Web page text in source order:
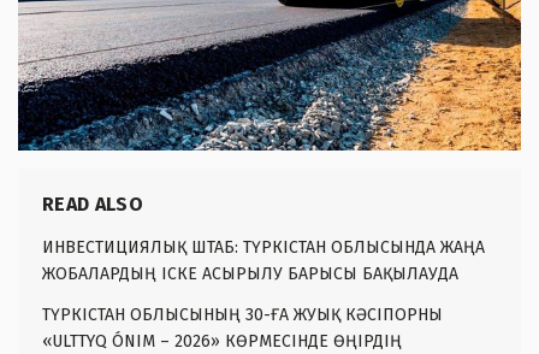
READ ALSO
ИНВЕСТИЦИЯЛЫҚ ШТАБ: ТҮРКІСТАН ОБЛЫСЫНДА ЖАҢА
ЖОБАЛАРДЫҢ ІСКЕ АСЫРЫЛУ БАРЫСЫ БАҚЫЛАУДА
ТҮРКІСТАН ОБЛЫСЫНЫҢ 30-ҒА ЖУЫҚ КӘСІПОРНЫ
«ULTTYQ ÓNIM – 2026» КӨРМЕСІНДЕ ӨҢІРДІҢ